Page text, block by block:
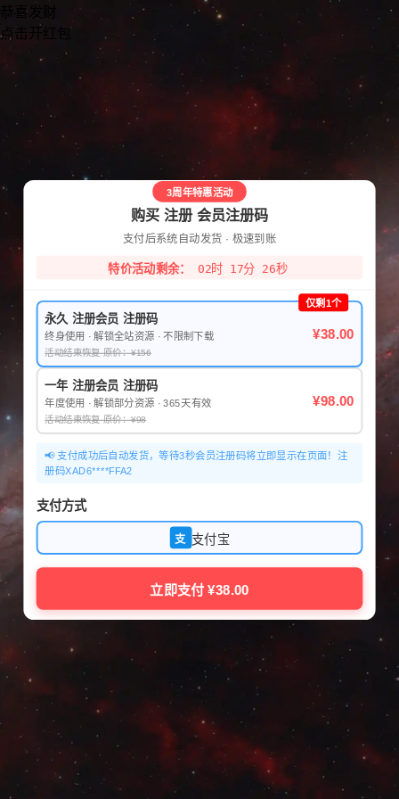
恭喜发财
点击开红包
3周年特惠活动
购买 注册 会员注册码
支付后系统自动发货 · 极速到账
特价活动剩余： 02时 17分 26秒
仅剩1个
永久 注册会员 注册码
终身使用 · 解锁全站资源 · 不限制下载
活动结束恢复 原价：¥156
¥38.00
一年 注册会员 注册码
年度使用 · 解锁部分资源 · 365天有效
活动结束恢复 原价：¥98
¥98.00
📢 支付成功后自动发货，等待3秒会员注册码将立即显示在页面！注
册码XAD6****FFA2
支付方式
支 支付宝
立即支付 ¥38.00